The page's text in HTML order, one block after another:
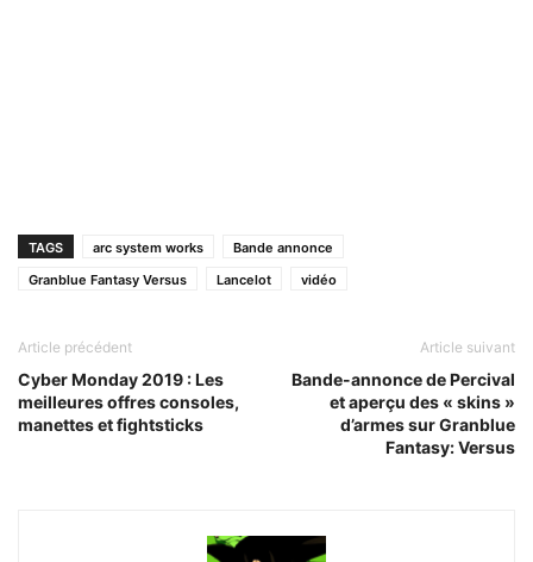
TAGS arc system works
Bande annonce
Granblue Fantasy Versus
Lancelot vidéo
Article précédent
Cyber Monday 2019 : Les
meilleures offres consoles,
manettes et fightsticks
Article suivant
Bande-annonce de Percival
et aperçu des « skins »
d’armes sur Granblue
Fantasy: Versus